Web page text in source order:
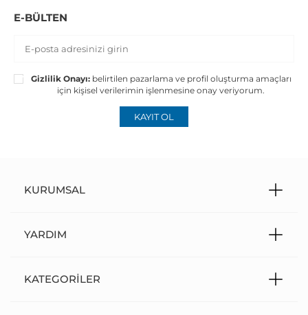
E-BÜLTEN
Gizlilik Onayı:belirtilen pazarlama ve profil oluşturma amaçları
için kişisel verilerimin işlenmesine onay veriyorum.
KAYIT OL
KURUMSAL
YARDIM
KATEGORILER